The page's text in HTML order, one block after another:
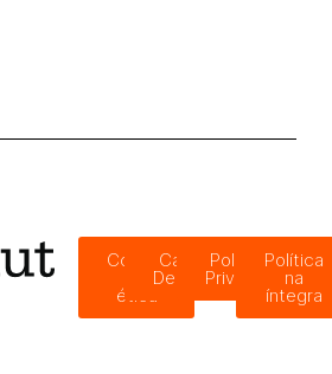
Código
ética
Canal de
Denúncias
Política de
Privacidade
Política
na
íntegra